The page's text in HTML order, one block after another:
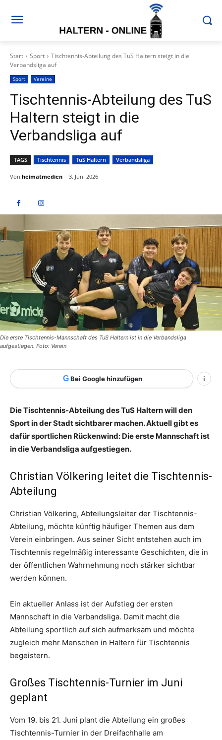
Start Sport
Tischtennis-Abteilung des TuS Haltern steigt in die
Verbandsliga auf
Sport Vereine
Tischtennis-Abteilung des TuS
Haltern steigt in die
Verbandsliga auf
TAGS Tischtennis TuS Haltern Verbandsliga
Von heimatmedien 3. Juni 2026
Die erste Tischtennis-Mannschaft des TuS Haltern ist in die Verbandsliga
aufgestiegen. Foto: Verein
G Bei Google hinzufügen i
Die Tischtennis-Abteilung des TuS Haltern will den
Sport in der Stadt sichtbarer machen. Aktuell gibt es
dafür sportlichen Rückenwind: Die erste Mannschaft ist
in die Verbandsliga aufgestiegen.
Christian Völkering leitet die Tischtennis-
Abteilung
Christian Völkering, Abteilungsleiter der Tischtennis-
Abteilung, möchte künftig häufiger Themen aus dem
Verein einbringen. Aus seiner Sicht entstehen auch im
Tischtennis regelmäßig interessante Geschichten, die in
der öffentlichen Wahrnehmung noch stärker sichtbar
werden können.
Ein aktueller Anlass ist der Aufstieg der ersten
Mannschaft in die Verbandsliga. Damit macht die
Abteilung sportlich auf sich aufmerksam und möchte
zugleich mehr Menschen in Haltern für Tischtennis
begeistern.
Großes Tischtennis-Turnier im Juni
geplant
Vom 19. bis 21. Juni plant die Abteilung ein großes
Tischtennis-Turnier in der Dreifachhalle am